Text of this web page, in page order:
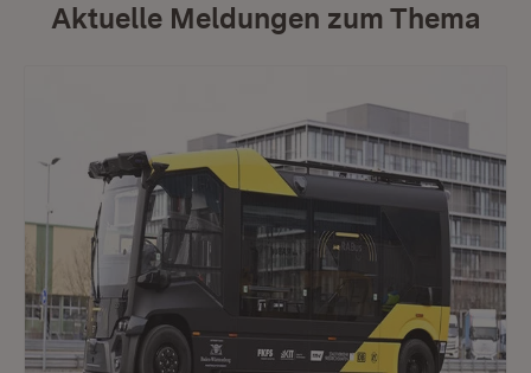
Aktuelle Meldungen zum Thema